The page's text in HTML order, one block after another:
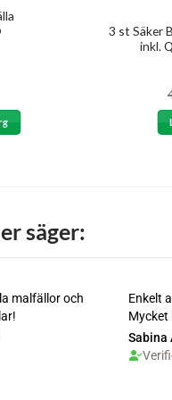
3 st Säker
inkl.
säger: